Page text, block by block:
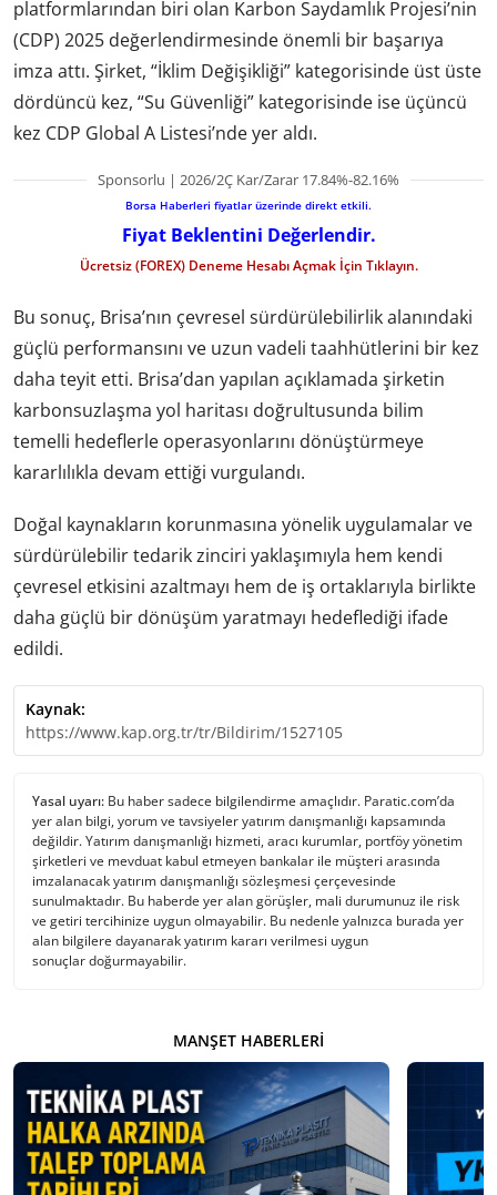
platformlarından biri olan Karbon Saydamlık Projesi’nin
(CDP) 2025 değerlendirmesinde önemli bir başarıya
imza attı. Şirket, “İklim Değişikliği” kategorisinde üst üste
dördüncü kez, “Su Güvenliği” kategorisinde ise üçüncü
kez CDP Global A Listesi’nde yer aldı.
Sponsorlu | 2026/2Ç Kar/Zarar 17.84%-82.16%
Borsa Haberleri fiyatlar üzerinde direkt etkili.
Fiyat Beklentini Değerlendir.
Ücretsiz (FOREX) Deneme Hesabı Açmak İçin Tıklayın.
Bu sonuç, Brisa’nın çevresel sürdürülebilirlik alanındaki
güçlü performansını ve uzun vadeli taahhütlerini bir kez
daha teyit etti. Brisa’dan yapılan açıklamada şirketin
karbonsuzlaşma yol haritası doğrultusunda bilim
temelli hedeflerle operasyonlarını dönüştürmeye
kararlılıkla devam ettiği vurgulandı.
Doğal kaynakların korunmasına yönelik uygulamalar ve
sürdürülebilir tedarik zinciri yaklaşımıyla hem kendi
çevresel etkisini azaltmayı hem de iş ortaklarıyla birlikte
daha güçlü bir dönüşüm yaratmayı hedeflediği ifade
edildi.
Kaynak:
https://www.kap.org.tr/tr/Bildirim/1527105
Yasal uyarı: Bu haber sadece bilgilendirme amaçlıdır. Paratic.com’da
yer alan bilgi, yorum ve tavsiyeler yatırım danışmanlığı kapsamında
değildir. Yatırım danışmanlığı hizmeti, aracı kurumlar, portföy yönetim
şirketleri ve mevduat kabul etmeyen bankalar ile müşteri arasında
imzalanacak yatırım danışmanlığı sözleşmesi çerçevesinde
sunulmaktadır. Bu haberde yer alan görüşler, mali durumunuz ile risk
ve getiri tercihinize uygun olmayabilir. Bu nedenle yalnızca burada yer
alan bilgilere dayanarak yatırım kararı verilmesi uygun
sonuçlar doğurmayabilir.
MANŞET HABERLERI